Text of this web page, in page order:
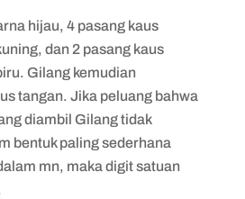
hijau, 4 pasang kaus
dan 2 pasang kaus
Gilang kemudian
tangan. Jika peluang bahwa
diambil Gilang tidak
bentuk paling sederhana
mn, maka digit satuan